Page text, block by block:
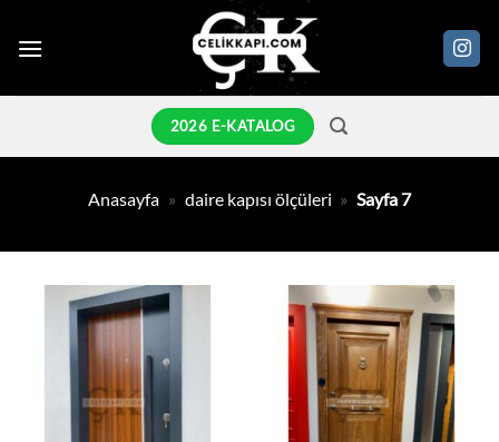
atla
2026 E-KATALOG
Anasayfa » daire kapısı ölçüleri » Sayfa 7